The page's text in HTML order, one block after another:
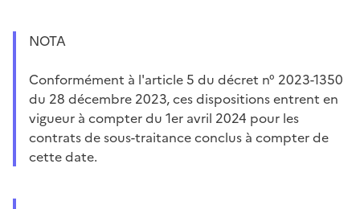
NOTA
Conformément à l'article 5 du décret n° 2023-1350
du 28 décembre 2023, ces dispositions entrent en
vigueur à compter du 1er avril 2024 pour les
contrats de sous-traitance conclus à compter de
cette date.